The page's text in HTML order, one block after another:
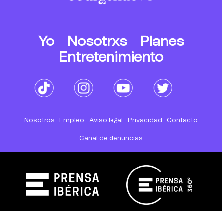
Yo Nosotrxs
Planes
Entretenimiento
Nosotros Empleo Aviso legal Privacidad Contacto
Canal de denuncias